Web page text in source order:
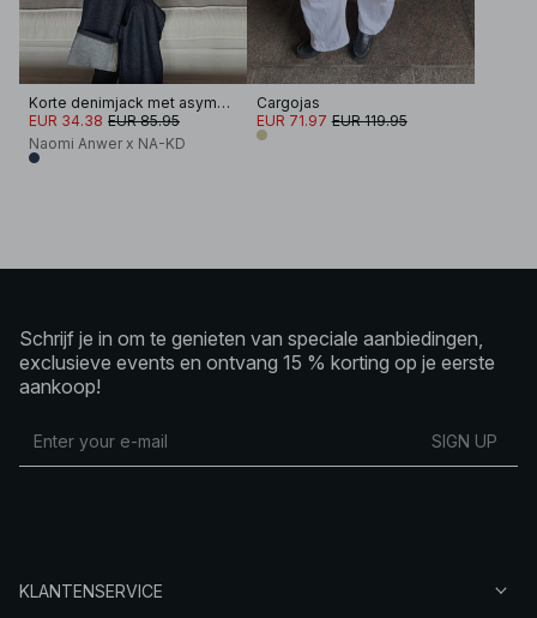
Korte denimjack met asymmetrische zoom
EUR 34.38 EUR 85.95
Naomi Anwer x NA-KD
Cargojas
EUR 71.97 EUR 119.95
Schrijf je in om te genieten van speciale aanbiedingen,
exclusieve events en ontvang 15 % korting op je eerste
aankoop!
SIGN UP
KLANTENSERVICE